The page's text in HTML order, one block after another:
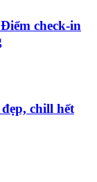
check-in
chill hết